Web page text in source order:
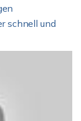
schnell und